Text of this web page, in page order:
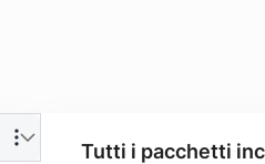
Tutti i pacchetti